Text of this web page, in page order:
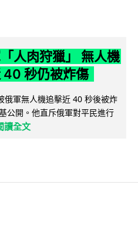
人肉狩獵」 無人機
40 秒仍被炸傷
俄軍無人機追擊近 40 秒後被炸
公開。他直斥俄軍對平民進行
讀全文